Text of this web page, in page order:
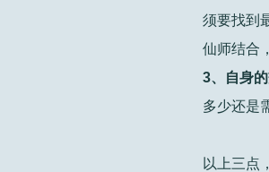
须要找到
仙师结合
3、自身的
多少还是
以上三点